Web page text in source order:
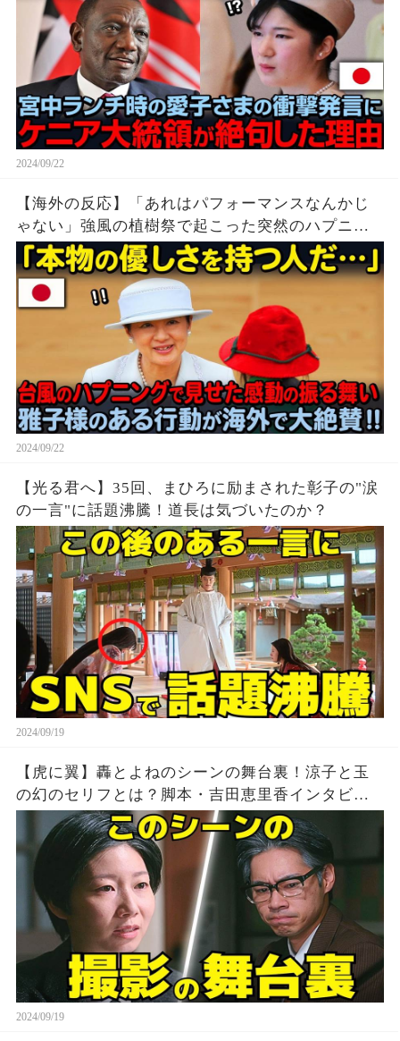
2024/09/22
【海外の反応】「あれはパフォーマンスなんかじ
ゃない」強風の植樹祭で起こった突然のハプニン
グ…！！皇后雅子様が見せた感動の振る舞いが世
界中で話題に！
2024/09/22
【光る君へ】35回、まひろに励まされた彰子の"涙
の一言"に話題沸騰！道長は気づいたのか？
2024/09/19
【虎に翼】轟とよねのシーンの舞台裏！涼子と玉
の幻のセリフとは？脚本・吉田恵里香インタビュ
2024/09/19